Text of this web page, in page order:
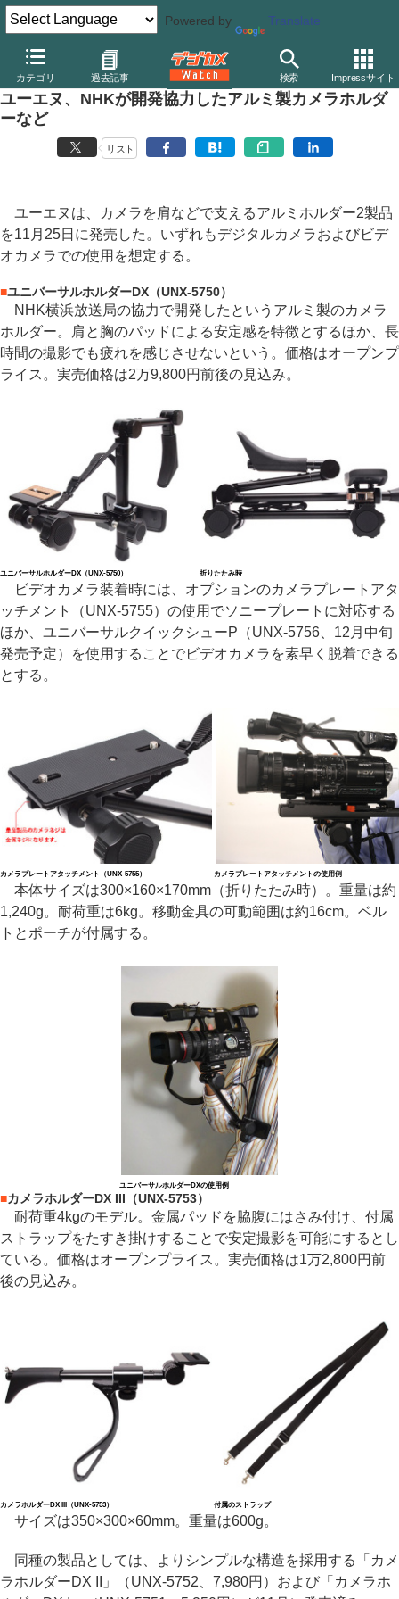
Powered by Translate
カテゴリ 過去記事 検索 Impressサイト
デジカメ Watch その他
ユーエヌ、NHKが開発協力したアルミ製カメラホルダ
ーなど
リスト
ユーエヌは、カメラを肩などで支えるアルミホルダー2製品
を11月25日に発売した。いずれもデジタルカメラおよびビデ
オカメラでの使用を想定する。
■ユニバーサルホルダーDX（UNX-5750）
NHK横浜放送局の協力で開発したというアルミ製のカメラ
ホルダー。肩と胸のパッドによる安定感を特徴とするほか、長
時間の撮影でも疲れを感じさせないという。価格はオープンプ
ライス。実売価格は2万9,800円前後の見込み。
ユニバーサルホルダーDX（UNX-5750） 折りたたみ時
ビデオカメラ装着時には、オプションのカメラプレートアタ
ッチメント（UNX-5755）の使用でソニープレートに対応する
ほか、ユニバーサルクイックシューP（UNX-5756、12月中旬
発売予定）を使用することでビデオカメラを素早く脱着できる
とする。
カメラプレートアタッチメント（UNX-5755） カメラプレートアタッチメントの使用例
本体サイズは300×160×170mm（折りたたみ時）。重量は約
1,240g。耐荷重は6kg。移動金具の可動範囲は約16cm。ベル
トとポーチが付属する。
ユニバーサルホルダーDXの使用例
■カメラホルダーDX III（UNX-5753）
耐荷重4kgのモデル。金属パッドを脇腹にはさみ付け、付属
ストラップをたすき掛けすることで安定撮影を可能にするとし
ている。価格はオープンプライス。実売価格は1万2,800円前
後の見込み。
カメラホルダーDX III（UNX-5753） 付属のストラップ
サイズは350×300×60mm。重量は600g。
同種の製品としては、よりシンプルな構造を採用する「カメ
ラホルダーDX II」（UNX-5752、7,980円）および「カメラホ